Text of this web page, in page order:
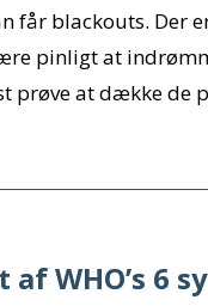
får blackouts. Der
pinligt at
prøve at dække de
WHO’s 6